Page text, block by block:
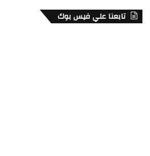
تابعنا علي فيس بوك